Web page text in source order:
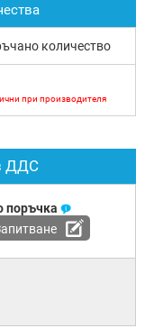
ДДС
поръчка
количество
при производителя